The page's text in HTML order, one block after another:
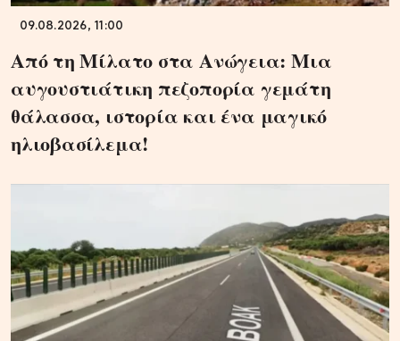
09.08.2026, 11:00
Από τη Μίλατο στα Ανώγεια: Μια
αυγουστιάτικη πεζοπορία γεμάτη
θάλασσα, ιστορία και ένα μαγικό
ηλιοβασίλεμα!